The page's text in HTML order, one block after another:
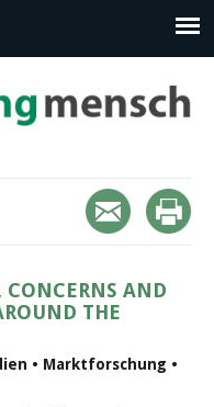
AND
THE
• Marktforschung •